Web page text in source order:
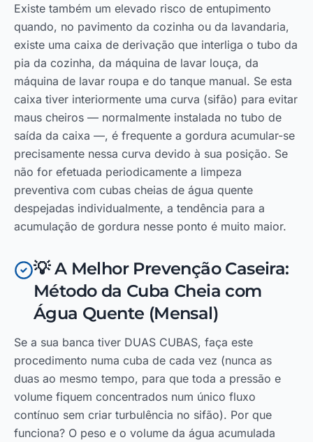
Existe também um elevado risco de entupimento
quando, no pavimento da cozinha ou da lavandaria,
existe uma caixa de derivação que interliga o tubo da
pia da cozinha, da máquina de lavar louça, da
máquina de lavar roupa e do tanque manual. Se esta
caixa tiver interiormente uma curva (sifão) para evitar
maus cheiros — normalmente instalada no tubo de
saída da caixa —, é frequente a gordura acumular-se
precisamente nessa curva devido à sua posição. Se
não for efetuada periodicamente a limpeza
preventiva com cubas cheias de água quente
despejadas individualmente, a tendência para a
acumulação de gordura nesse ponto é muito maior.
💡 A Melhor Prevenção Caseira:
Método da Cuba Cheia com
Água Quente (Mensal)
Se a sua banca tiver DUAS CUBAS, faça este
procedimento numa cuba de cada vez (nunca as
duas ao mesmo tempo, para que toda a pressão e
volume fiquem concentrados num único fluxo
contínuo sem criar turbulência no sifão). Por que
funciona? O peso e o volume da água acumulada